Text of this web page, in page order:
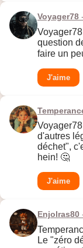
Voyager78
question
faire un
J'aime
d'autres
déchet",
hein! 🤔
J'aime
Enjolras80
Le "zéro